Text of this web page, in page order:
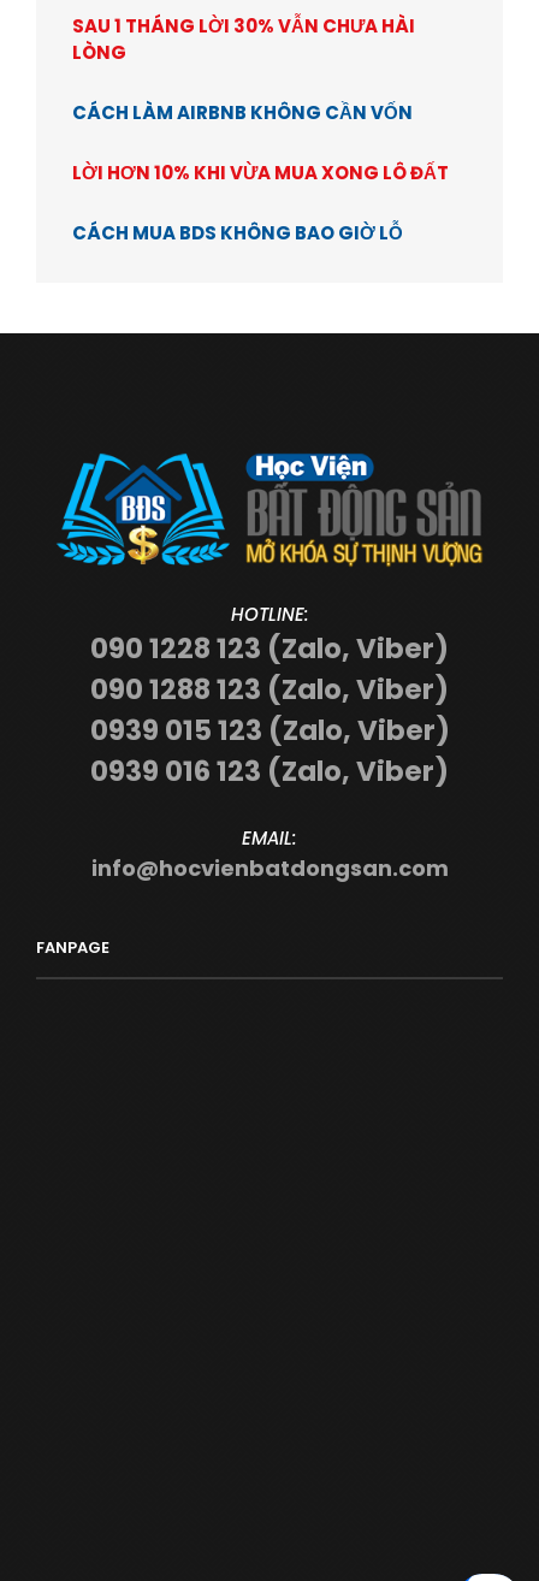
SAU 1 THÁNG LỜI 30% VẪN CHƯA HÀI
LÒNG
CÁCH LÀM AIRBNB KHÔNG CẦN VỐN
LỜI HƠN 10% KHI VỪA MUA XONG LÔ ĐẤT
CÁCH MUA BDS KHÔNG BAO GIỜ LỖ
HOTLINE:
090 1228 123 (Zalo, Viber)
090 1288 123 (Zalo, Viber)
0939 015 123 (Zalo, Viber)
0939 016 123 (Zalo, Viber)
EMAIL:
info@hocvienbatdongsan.com
FANPAGE